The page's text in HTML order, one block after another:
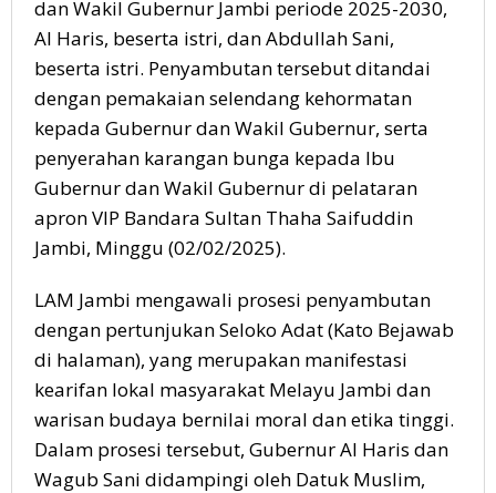
dan Wakil Gubernur Jambi periode 2025-2030,
Al Haris, beserta istri, dan Abdullah Sani,
beserta istri. Penyambutan tersebut ditandai
dengan pemakaian selendang kehormatan
kepada Gubernur dan Wakil Gubernur, serta
penyerahan karangan bunga kepada Ibu
Gubernur dan Wakil Gubernur di pelataran
apron VIP Bandara Sultan Thaha Saifuddin
Jambi, Minggu (02/02/2025).
LAM Jambi mengawali prosesi penyambutan
dengan pertunjukan Seloko Adat (Kato Bejawab
di halaman), yang merupakan manifestasi
kearifan lokal masyarakat Melayu Jambi dan
warisan budaya bernilai moral dan etika tinggi.
Dalam prosesi tersebut, Gubernur Al Haris dan
Wagub Sani didampingi oleh Datuk Muslim,